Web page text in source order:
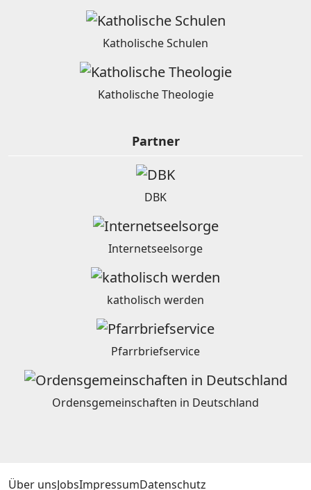
Katholische Schulen
Katholische Theologie
Partner
DBK
Internetseelsorge
katholisch werden
Pfarrbriefservice
Ordensgemeinschaften in Deutschland
Über unsJobsImpressumDatenschutz